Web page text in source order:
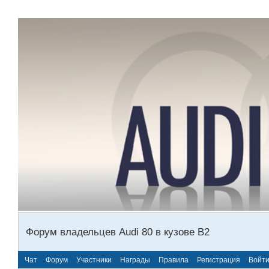
Форум владельцев Audi 80 в кузове В2
Чат Форум Участники Награды Правила Регистрация Войти